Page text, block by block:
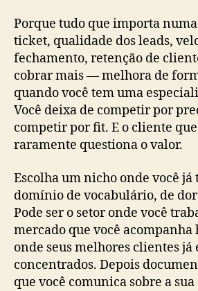
Porque tudo que importa
ticket, qualidade dos leads,
fechamento, retenção de
cobrar mais — melhora de
quando você tem uma
Você deixa de competir por
competir por fit. E o cliente
raramente questiona o valor.
Escolha um nicho onde você já
domínio de vocabulário, de
Pode ser o setor onde você
mercado que você acompanha
onde seus melhores clientes já
concentrados. Depois
que você comunica sobre a